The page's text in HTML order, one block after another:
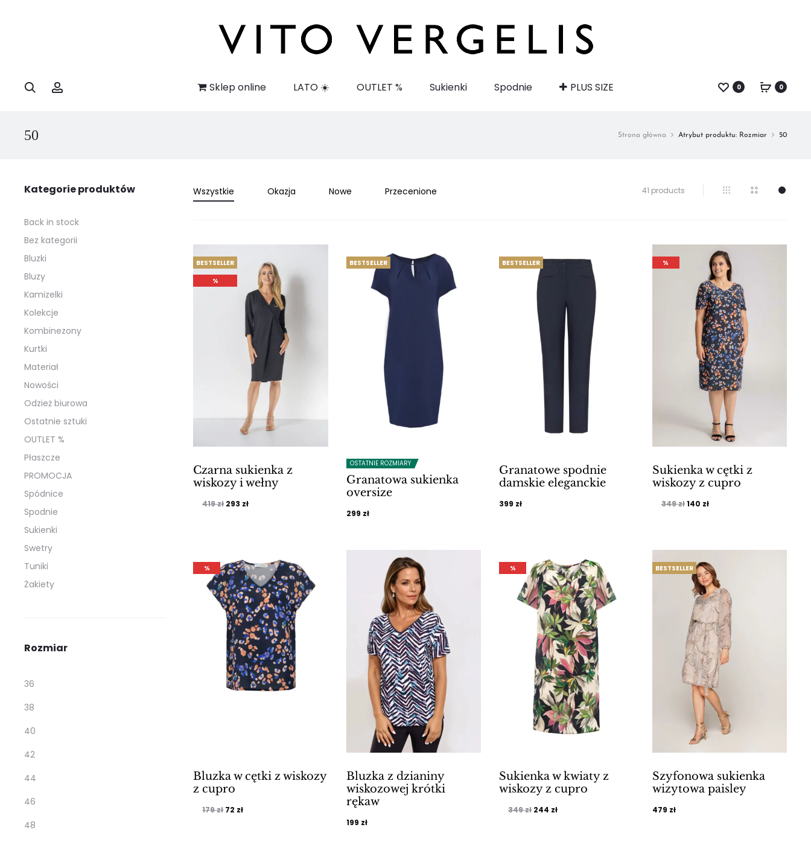
Szukaj Sklep online LATO ☀️ OUTLET % Sukienki Spodnie PLUS SIZE 0 0
50 Strona główna Atrybut produktu: Rozmiar 50
Wszystkie Okazja Nowe Przecenione 41 products Wyświetlanie
wyników
BESTSELLER
%
Czarna sukienka z
wiskozy i wełny
419zł Pierwotna
419 zł.
293 złAktualna
BESTSELLER
OSTATNIE ROZMIARY
Granatowa sukienka
oversize
299 zł
BESTSELLER
Granatowe spodnie
damskie eleganckie
399 zł
%
Sukienka w cętki z
wiskozy z cupro
349zł Pierwotna
140 złAktualna
%
Bluzka w cętki z wiskozy
z cupro
179zł Pierwotna
72 złAktualna
Bluzka z dzianiny
wiskozowej krótki
rękaw
199 zł
%
Sukienka w kwiaty z
wiskozy z cupro
349zł Pierwotna
244 złAktualna
BESTSELLER
Szyfonowa sukienka
wizytowa paisley
479 zł
Kategorie produktów
Back in stock
Bez kategorii
Bluzki
Bluzy
Kamizelki
Kolekcje
Kombinezony
Kurtki
Materiał
Nowości
Odzież biurowa
Ostatnie sztuki
OUTLET %
Płaszcze
PROMOCJA
Spódnice
Spodnie
Sukienki
Swetry
Tuniki
Żakiety
Rozmiar
36
38
40
42
44
46
48